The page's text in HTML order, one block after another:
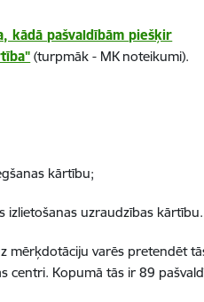
kādā pašvaldībām piešķir
(turpmāk - MK noteikumi).
kārtību;
uzraudzības kārtību.
mērķdotāciju varēs pretendēt
centri. Kopumā tās ir 89